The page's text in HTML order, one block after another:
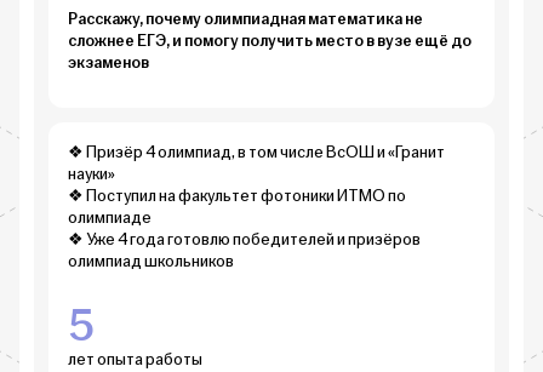
Расскажу, почему олимпиадная математика не
сложнее ЕГЭ, и помогу получить место в вузе ещё до
экзаменов
❖ Призёр 4 олимпиад, в том числе ВсОШ и «Гранит
науки»
❖ Поступил на факультет фотоники ИТМО по
олимпиаде
❖ Уже 4 года готовлю победителей и призёров
олимпиад школьников
5
лет опыта работы